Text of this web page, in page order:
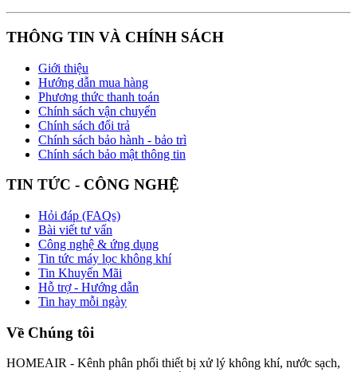
THÔNG TIN VÀ CHÍNH SÁCH
Giới thiệu
Hướng dẫn mua hàng
Phương thức thanh toán
Chính sách vận chuyển
Chính sách đổi trả
Chính sách bảo hành - bảo trì
Chính sách bảo mật thông tin
TIN TỨC - CÔNG NGHỆ
Hỏi đáp (FAQs)
Bài viết tư vấn
Công nghệ & ứng dụng
Tin tức máy lọc không khí
Tin Khuyến Mãi
Hỗ trợ - Hướng dẫn
Tin hay mỗi ngày
Về Chúng tôi
HOMEAIR - Kênh phân phối thiết bị xử lý không khí, nước sạch,